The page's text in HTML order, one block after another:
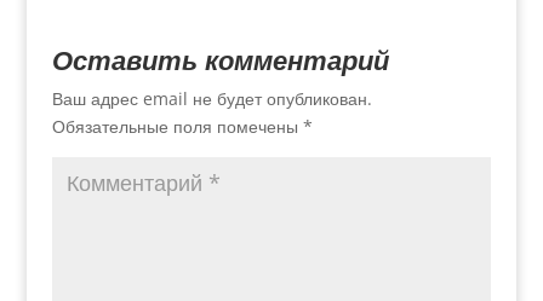
Оставить комментарий
Ваш адрес email не будет опубликован.
Обязательные поля помечены *